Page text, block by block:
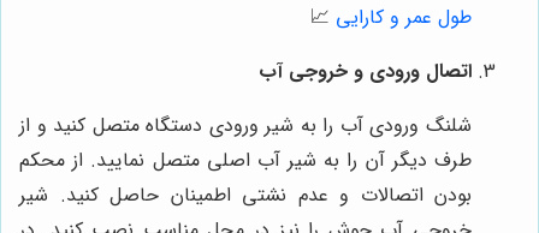
طول عمر و کارایی 📈
اتصال ورودی و خروجی آب
شلنگ ورودی آب را به شیر ورودی دستگاه متصل کنید و از
طرف دیگر آن را به شیر آب اصلی متصل نمایید. از محکم
بودن اتصالات و عدم نشتی اطمینان حاصل کنید. شیر